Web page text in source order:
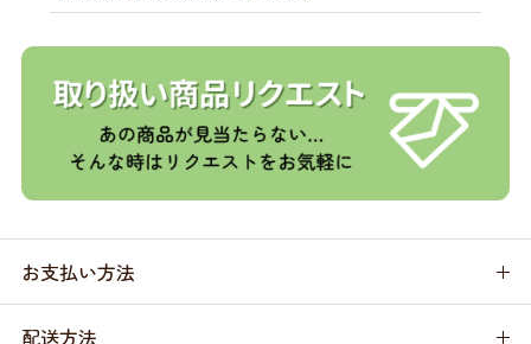
お支払い方法
配送方法